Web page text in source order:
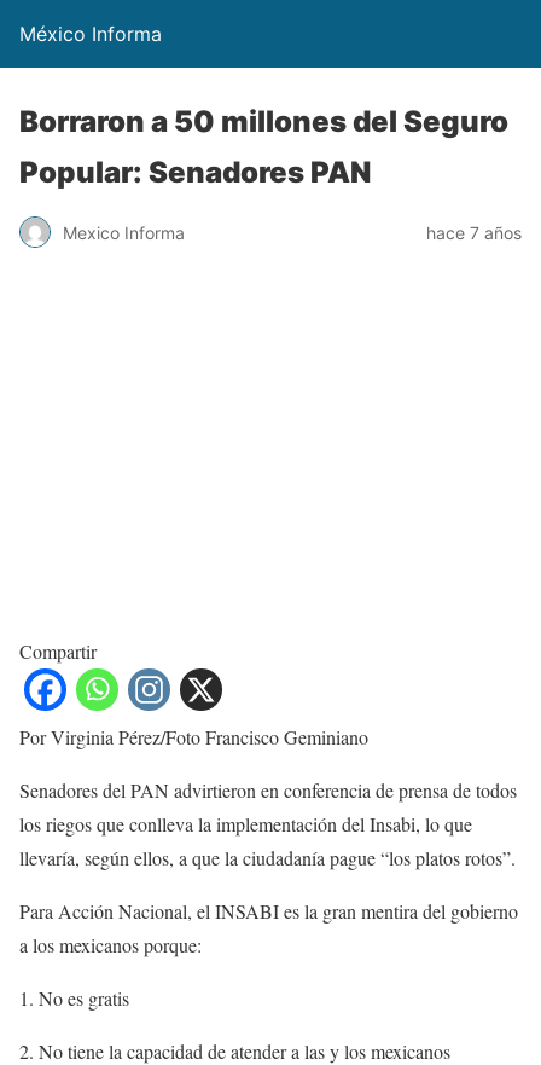
México Informa
Borraron a 50 millones del Seguro
Popular: Senadores PAN
Mexico Informa hace 7 años
Compartir
Por Virginia Pérez/Foto Francisco Geminiano
Senadores del PAN advirtieron en conferencia de prensa de todos
los riegos que conlleva la implementación del Insabi, lo que
llevaría, según ellos, a que la ciudadanía pague “los platos rotos”.
Para Acción Nacional, el INSABI es la gran mentira del gobierno
a los mexicanos porque:
1. No es gratis
2. No tiene la capacidad de atender a las y los mexicanos